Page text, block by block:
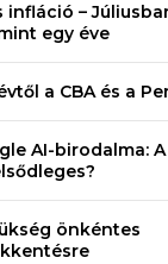
infláció –
egy éve
a CBA és a
AI-birodalma:
önkéntes